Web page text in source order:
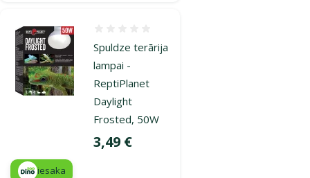
Spuldze terārija
lampai -
ReptiPlanet
Daylight
Frosted, 50W
Cena
3,49 €
iesaka